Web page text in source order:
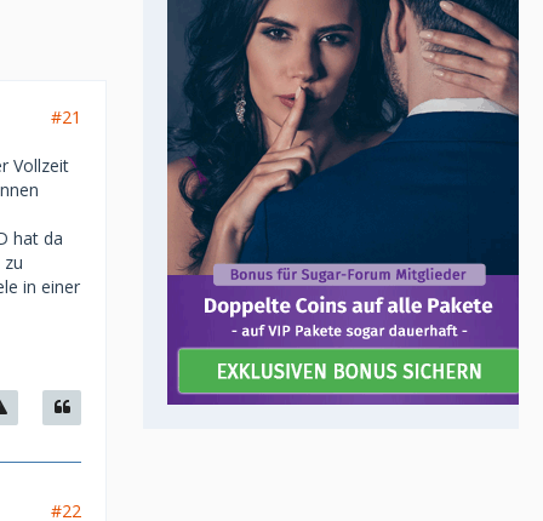
#21
Vollzeit
hat da
in einer
#22